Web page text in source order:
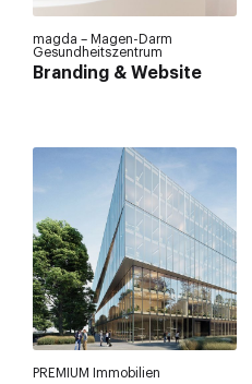
magda – Magen-Darm
Gesundheitszentrum
Branding & Website
PREMIUM Immobilien